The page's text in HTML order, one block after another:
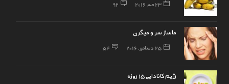
23 مه, 2016 92
ماساژ سر و میگرن
25 دسامبر, 2016 54
رژیم کانادایی 15 روزه